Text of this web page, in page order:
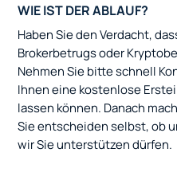
WIE IST DER ABLAUF?
Haben Sie den Verdacht,
Brokerbetrugs oder
Nehmen Sie bitte schnell
Ihnen eine kostenlose
lassen können. Danach
Sie entscheiden selbst, ob
wir Sie unterstützen dürfen.